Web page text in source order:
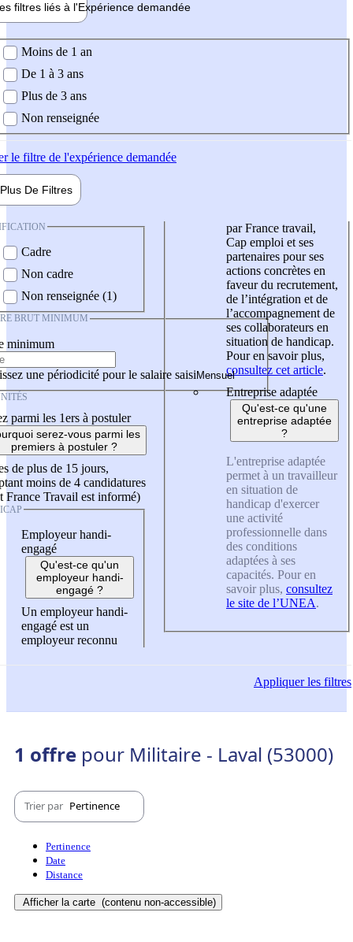
filtres liés à l'Expérience demandée
demandée
Moins de 1 an
De 1 à 3 ans
Plus de 3 ans
Non renseignée
le filtre de l'expérience demandée
Plus De Filtres
Cadre
Non cadre
Non renseignée (1)
BRUT MINIMUM
minimum
une périodicité pour le salaire saisi
parmi les 1ers à postuler
serez-vous parmi les
premiers à postuler ?
de plus de 15 jours,
moins de 4 candidatures
France Travail est informé)
Employeur handi-
engagé
Qu'est-ce qu'un
employeur handi-
engagé ?
Un employeur handi-
engagé est un
employeur reconnu
par France travail,
Cap emploi et ses
partenaires pour ses
actions concrètes en
faveur du recrutement,
de l’intégration et de
l’accompagnement de
ses collaborateurs en
situation de handicap.
Pour en savoir plus,
consultez cet article.
Entreprise adaptée
Qu'est-ce qu'une
entreprise adaptée
?
L'entreprise adaptée
permet à un travailleur
en situation de
handicap d'exercer
une activité
professionnelle dans
des conditions
adaptées à ses
capacités. Pour en
savoir plus, consultez
le site de l’UNEA.
Appliquerles filtres
1 offre pour Militaire - Laval (53000)
Trier par Pertinence
Pertinence
Date
Distance
Afficher la carte (contenu non-accessible)